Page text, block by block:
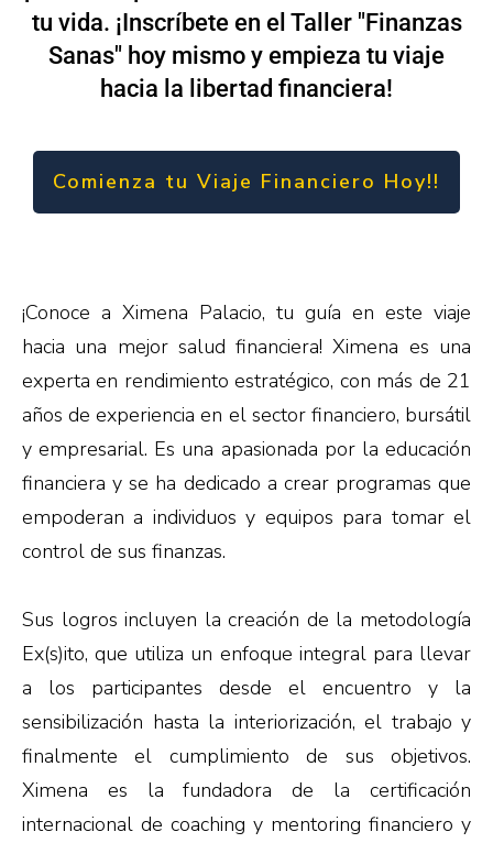
tu vida. ¡Inscríbete en el Taller "Finanzas
Sanas" hoy mismo y empieza tu viaje
hacia la libertad financiera!
Comienza tu Viaje Financiero Hoy!!
¡Conoce a Ximena Palacio, tu guía en este viaje
hacia una mejor salud financiera! Ximena es una
experta en rendimiento estratégico, con más de 21
años de experiencia en el sector financiero, bursátil
y empresarial. Es una apasionada por la educación
financiera y se ha dedicado a crear programas que
empoderan a individuos y equipos para tomar el
control de sus finanzas.
Sus logros incluyen la creación de la metodología
Ex(s)ito, que utiliza un enfoque integral para llevar
a los participantes desde el encuentro y la
sensibilización hasta la interiorización, el trabajo y
finalmente el cumplimiento de sus objetivos.
Ximena es la fundadora de la certificación
internacional de coaching y mentoring financiero y